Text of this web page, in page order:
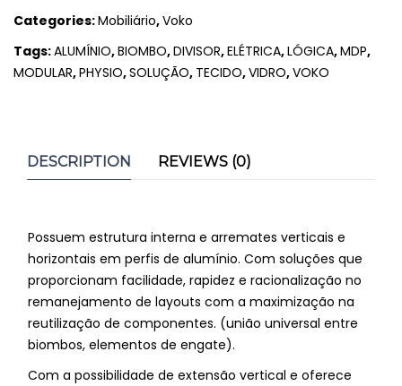
Categories:Mobiliário,Voko
Tags:ALUMÍNIO,BIOMBO,DIVISOR,ELÉTRICA,LÓGICA,MDP,
MODULAR,PHYSIO,SOLUÇÃO, TECIDO,VIDRO,VOKO
DESCRIPTION REVIEWS (0)
Possuem estrutura interna e arremates verticais e
horizontais em perfis de alumínio. Com soluções que
proporcionam facilidade, rapidez e racionalização no
remanejamento de layouts com a maximização na
reutilização de componentes. (união universal entre
biombos, elementos de engate).
Com a possibilidade de extensão vertical e oferece